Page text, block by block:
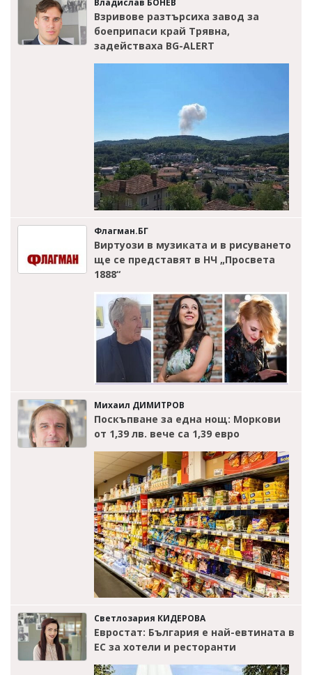
Владислав БОНЕВ
Взривове разтърсиха завод за
боеприпаси край Трявна,
задействаха BG-ALERT
Флагман.БГ
Виртуози в музиката и в рисуването
ще се представят в НЧ „Просвета
1888“
Михаил ДИМИТРОВ
Поскъпване за една нощ: Моркови
от 1,39 лв. вече са 1,39 евро
Светлозария КИДЕРОВА
Евростат: България е най-евтината в
ЕС за хотели и ресторанти